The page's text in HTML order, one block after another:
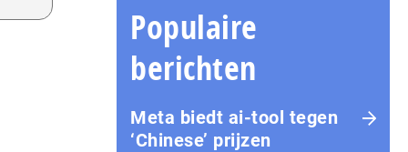
Populaire
berichten
Meta biedt ai-tool tegen
‘Chinese’ prijzen